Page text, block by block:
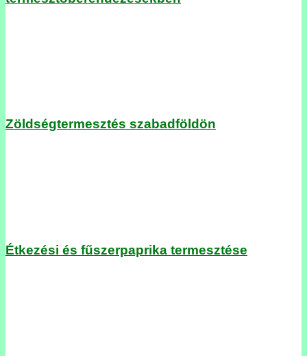
Zöldségtermesztés szabadföldön
Étkezési és fűszerpaprika termesztése